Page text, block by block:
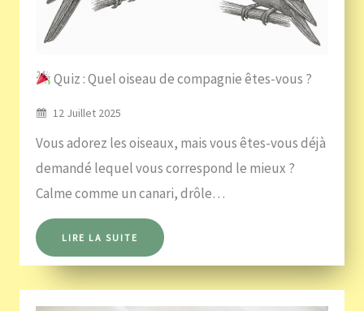
Quiz : Quel oiseau de compagnie êtes-vous ?
12 Juillet 2025
Vous adorez les oiseaux, mais vous êtes-vous déjà
demandé lequel vous correspond le mieux ?
Calme comme un canari, drôle…
LIRE LA SUITE